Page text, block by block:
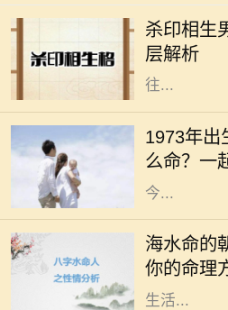
杀印相生
层解析
个重要的话
命。这种命
印绶相生，
往...
1973年出
么命？一
在中华文化
出生的年份
1973年，这
点，更是成
今...
海水命的
你的命理
在命理学中
的命格。它
特性，仿佛
象，适应环
生活...